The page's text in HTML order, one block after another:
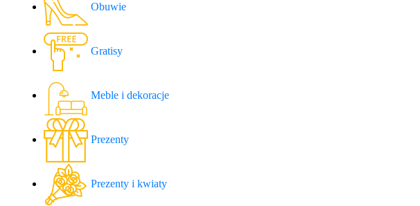
Obuwie
Gratisy
Meble i dekoracje
Prezenty
Prezenty i kwiaty